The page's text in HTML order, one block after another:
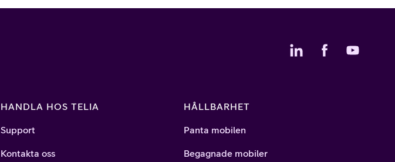
HANDLA HOS TELIA
Support
Kontakta oss
HÅLLBARHET
Panta mobilen
Begagnade mobiler